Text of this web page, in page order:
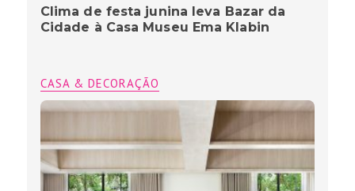
Clima de festa junina leva Bazar da
Cidade à Casa Museu Ema Klabin
CASA & DECORAÇÃO